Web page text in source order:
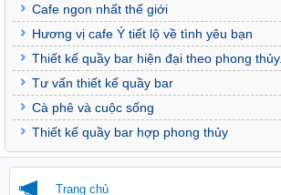
Cafe ngon nhất thế giới
Hương vị cafe Ý tiết lộ về tình yêu bạn
Thiết kế quầy bar hiện đại theo phong thủy.
Tư vấn thiết kế quầy bar
Cà phê và cuộc sống
Thiết kế quầy bar hợp phong thủy
Trang chủ